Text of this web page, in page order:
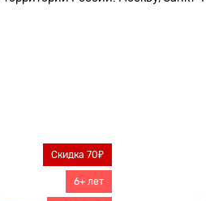
Скидка 70₽
6+ лет